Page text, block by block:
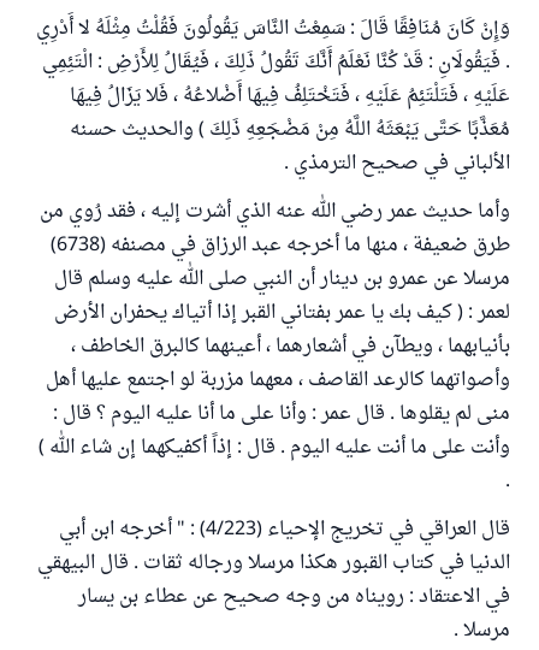
وَإِنْ كَانَ مُنَافِقًا قَالَ : سَمِعْتُ النَّاسَ يَقُولُونَ فَقُلْتُ مِثْلَهُ لا أَدْرِي
. فَيَقُولَانِ : قَدْ كُنَّا نَعْلَمُ أَنَّكَ تَقُولُ ذَلِكَ ، فَيُقَالُ لِلأَرْضِ : الْتَئِمِي
عَلَيْهِ ، فَتَلْتَئِمُ عَلَيْهِ ، فَتَخْتَلِفُ فِيهَا أَضْلاعُهُ ، فَلا يَزَالُ فِيهَا
مُعَذَّبًا حَتَّى يَبْعَثَهُ اللَّهُ مِنْ مَضْجَعِهِ ذَلِكَ ) والحديث حسنه
الألباني في صحيح الترمذي .
وأما حديث عمر رضي الله عنه الذي أشرت إليه ، فقد رُوي من
طرق ضعيفة ، منها ما أخرجه عبد الرزاق في مصنفه (6738)
مرسلا عن عمرو بن دينار أن النبي صلى الله عليه وسلم قال
لعمر : ( كيف بك يا عمر بفتاني القبر إذا أتياك يحفران الأرض
بأنيابهما ، ويطآن في أشعارهما ، أعينهما كالبرق الخاطف ،
وأصواتهما كالرعد القاصف ، معهما مزربة لو اجتمع عليها أهل
منى لم يقلوها . قال عمر : وأنا على ما أنا عليه اليوم ؟ قال :
وأنت على ما أنت عليه اليوم . قال : إذاً أكفيكهما إن شاء الله )
.
قال العراقي في تخريج الإحياء (4/223) : " أخرجه ابن أبي
الدنيا في كتاب القبور هكذا مرسلا ورجاله ثقات . قال البيهقي
في الاعتقاد : رويناه من وجه صحيح عن عطاء بن يسار
مرسلا .